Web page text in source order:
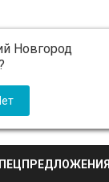
Новгород